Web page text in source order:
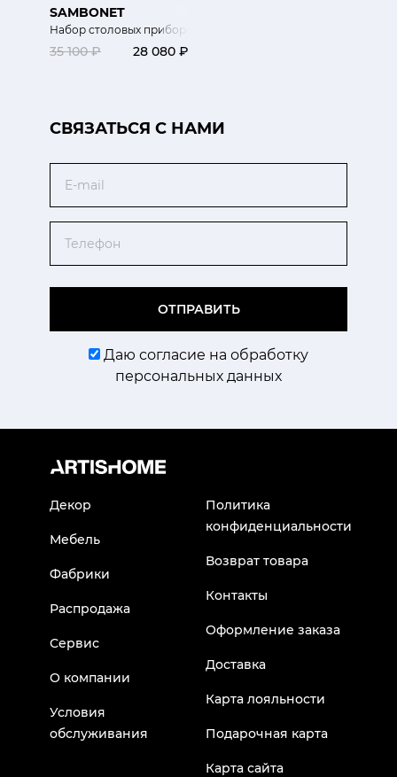
SAMBONET
Набор столовых приборов 24 шт.
35 100 ₽ 28 080 ₽
CВЯЗАТЬСЯ С НАМИ
ОТПРАВИТЬ
Даю согласие на обработку
персональных данных
Декор
Мебель
Фабрики
Распродажа
Сервис
О компании
Условия
обслуживания
Политика
конфиденциальности
Возврат товара
Контакты
Оформление заказа
Доставка
Карта лояльности
Подарочная карта
Карта сайта